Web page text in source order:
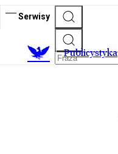
Serwisy
Publicystyka